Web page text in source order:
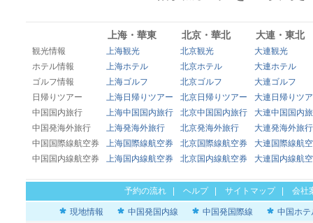
上海・華東 北京・華北 大連・東北
観光情報 上海観光 北京観光
大連観光
ホテル情報
上海ホテル 北京ホテル
大連ホテル
ゴルフ情報
上海ゴルフ 北京ゴルフ
大連ゴルフ
日帰りツアー
上海日帰りツアー 北京日帰りツアー
大連日帰りツ
中国国内旅行
上海中国国内旅行 北京中国国内旅行
大連中国国内
中国発海外旅行
上海発海外旅行 北京発海外旅行
大連発海外旅行
中国国際線航空券
上海国際線航空券 北京国際線航空券
大連国際線航
中国国内線航空券
上海国内線航空券 北京国内線航空券 大連国内線航
予約の流れ ヘルプ| サイトマップ| 会社
現地情報 中国発国内線 中国発国際線 中国ホテ